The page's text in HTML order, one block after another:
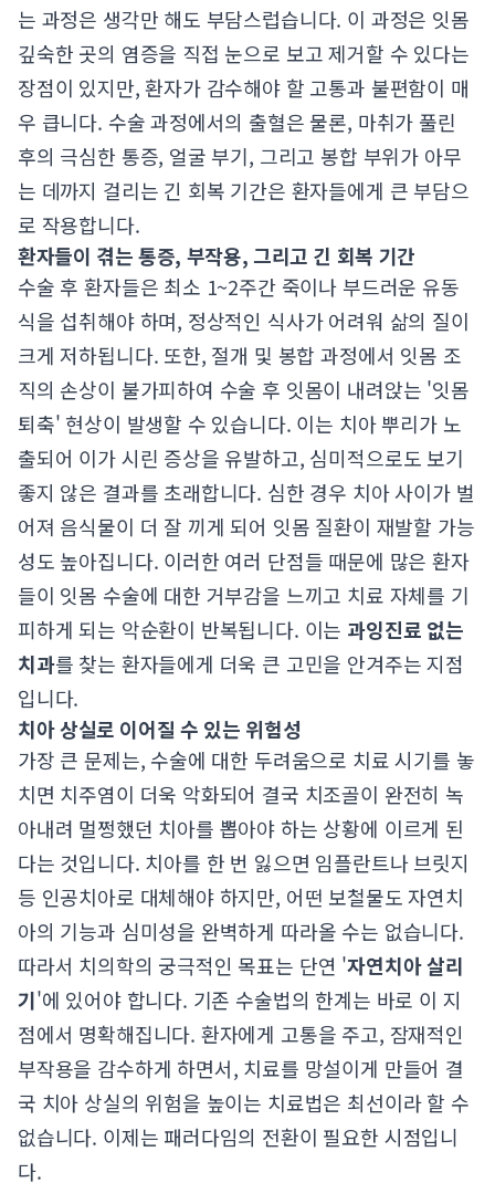
는 과정은 생각만 해도 부담스럽습니다. 이 과정은 잇몸
깊숙한 곳의 염증을 직접 눈으로 보고 제거할 수 있다는
장점이 있지만, 환자가 감수해야 할 고통과 불편함이 매
우 큽니다. 수술 과정에서의 출혈은 물론, 마취가 풀린
후의 극심한 통증, 얼굴 부기, 그리고 봉합 부위가 아무
는 데까지 걸리는 긴 회복 기간은 환자들에게 큰 부담으
로 작용합니다.
환자들이 겪는 통증, 부작용, 그리고 긴 회복 기간
수술 후 환자들은 최소 1~2주간 죽이나 부드러운 유동
식을 섭취해야 하며, 정상적인 식사가 어려워 삶의 질이
크게 저하됩니다. 또한, 절개 및 봉합 과정에서 잇몸 조
직의 손상이 불가피하여 수술 후 잇몸이 내려앉는 '잇몸
퇴축' 현상이 발생할 수 있습니다. 이는 치아 뿌리가 노
출되어 이가 시린 증상을 유발하고, 심미적으로도 보기
좋지 않은 결과를 초래합니다. 심한 경우 치아 사이가 벌
어져 음식물이 더 잘 끼게 되어 잇몸 질환이 재발할 가능
성도 높아집니다. 이러한 여러 단점들 때문에 많은 환자
들이 잇몸 수술에 대한 거부감을 느끼고 치료 자체를 기
피하게 되는 악순환이 반복됩니다. 이는 과잉진료 없는
치과를 찾는 환자들에게 더욱 큰 고민을 안겨주는 지점
입니다.
치아 상실로 이어질 수 있는 위험성
가장 큰 문제는, 수술에 대한 두려움으로 치료 시기를 놓
치면 치주염이 더욱 악화되어 결국 치조골이 완전히 녹
아내려 멀쩡했던 치아를 뽑아야 하는 상황에 이르게 된
다는 것입니다. 치아를 한 번 잃으면 임플란트나 브릿지
등 인공치아로 대체해야 하지만, 어떤 보철물도 자연치
아의 기능과 심미성을 완벽하게 따라올 수는 없습니다.
따라서 치의학의 궁극적인 목표는 단연 '자연치아 살리
기'에 있어야 합니다. 기존 수술법의 한계는 바로 이 지
점에서 명확해집니다. 환자에게 고통을 주고, 잠재적인
부작용을 감수하게 하면서, 치료를 망설이게 만들어 결
국 치아 상실의 위험을 높이는 치료법은 최선이라 할 수
없습니다. 이제는 패러다임의 전환이 필요한 시점입니
다.